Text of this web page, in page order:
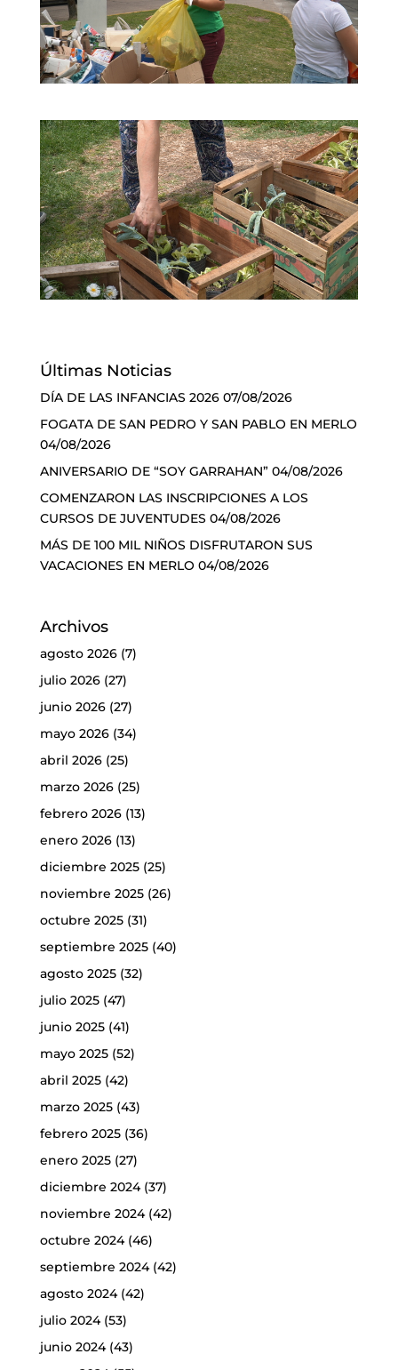
Últimas Noticias
DÍA DE LAS INFANCIAS 2026 07/08/2026
FOGATA DE SAN PEDRO Y SAN PABLO EN MERLO
04/08/2026
ANIVERSARIO DE “SOY GARRAHAN” 04/08/2026
COMENZARON LAS INSCRIPCIONES A LOS
CURSOS DE JUVENTUDES 04/08/2026
MÁS DE 100 MIL NIÑOS DISFRUTARON SUS
VACACIONES EN MERLO 04/08/2026
Archivos
agosto 2026(7)
julio 2026(27)
junio 2026(27)
mayo 2026(34)
abril 2026(25)
marzo 2026(25)
febrero 2026(13)
enero 2026(13)
diciembre 2025(25)
noviembre 2025(26)
octubre 2025(31)
septiembre 2025(40)
agosto 2025(32)
julio 2025(47)
junio 2025(41)
mayo 2025(52)
abril 2025(42)
marzo 2025(43)
febrero 2025(36)
enero 2025(27)
diciembre 2024(37)
noviembre 2024(42)
octubre 2024(46)
septiembre 2024(42)
agosto 2024(42)
julio 2024(53)
junio 2024(43)